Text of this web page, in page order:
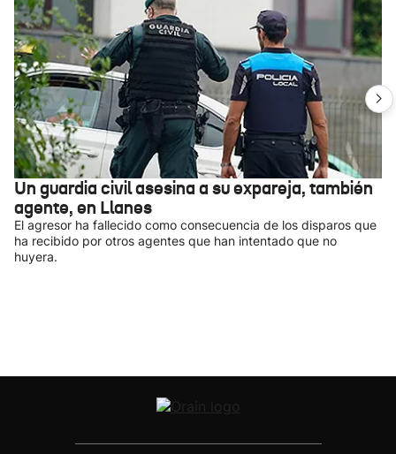
Un guardia civil asesina a su expareja, también
agente, en Llanes
El agresor ha fallecido como consecuencia de los disparos que
ha recibido por otros agentes que han intentado que no
huyera.